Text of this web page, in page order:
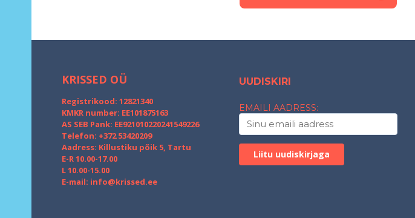
KRISSED OÜ
Registrikood: 12821340
KMKR number: EE101875163
AS SEB Pank: EE921010220241549226
Telefon: +372 53420209
Aadress: Killustiku põik 5, Tartu
E-R 10.00-17.00
L 10.00-15.00
E-mail: info@krissed.ee
UUDISKIRI
EMAILI AADRESS: